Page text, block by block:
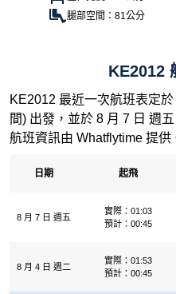
腿部空間：81公分
KE2012
KE2012 最近一次航班表定
間) 出發，並於 8 月 7 日 週
航班資訊由 Whatflytime 提供
日期 起飛
8 月 7 日 週五
實際：01:03
預計：00:45
8 月 4 日 週二
實際：01:53
預計：00:45